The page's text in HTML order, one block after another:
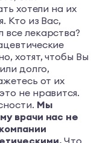
хотели на их
Кто из Вас,
все лекарства?
хотят, чтобы Вы
долго,
от их
не нравится.
Мы
врачи нас не